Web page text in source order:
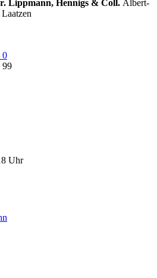
Lippmann, Hennigs & Coll. Albert-
0
99
Uhr